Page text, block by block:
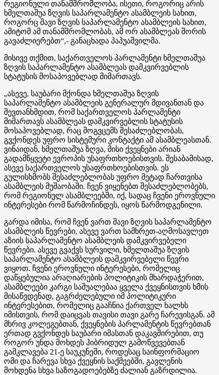
რეგიონული თანამშრომლობა, ისეთი, როგორიც არის
ხმელთაშუა ზღვის საპარლამენტო ასამბლეის სახით,
როგორც შავი ზღვის საპარლამენტო ასამბლეის სახით,
ამიტომ ამ თანამშრომლობას, ამ ორ ასამბლეას შორის
გავაძლიერებთ“,- განაცხადა პაპუაშვილმა.
მისივე თქმით, საქართველოს პარლამენტი ხმელთაშუა
ზღვის საპარლამენტო ასამბლეას დამკვირვებლის
სტატუსის მოსაპოვებლად მიმართავს.
„ასევე, საუბარი მქონდა ხმელთაშუა ზღვის
საპარლამენტო ასამბლეის გენერალურ მდივანთან და
შევთანხმდით, რომ საქართველოს პარლამენტი
მიმართავს ასამბლეას დამკვირვებლის სტატუსის
მოსაპოვებლად, რაც მოგვცემს შესაძლებლობას,
გვქონდეს უფრო სისტემური კონტაქტი ამ ასამბლეასთან.
ვინაიდან, ხმელთაშუა ზღვა, მისი ქვეყნები არიან
გადამწყვეტი ევროპის უსაფრთხოებისთვის. შესაბამისად,
ასევე საქართველოს უსაფრთხოებისთვის. ეს
გულისხმობს შესაძლებლობას უფრო მეტად ჩართვისა
ასამბლეის მუშაობაში. ჩვენ ვიყენებთ შესაძლებლობებს,
რომ რეგიონულ ასამბლეებში, იქ, სადაც ჩვენი ეროვნული
ინტერესები რომ წარმოჩინდეს, იყოს წარმოდგენილი.
გარდა იმისა, რომ ჩვენ ვართ შავი ზღვის საპარლამენტო
ასამბლეის წევრები, ასევე ვართ სამხრეთ-აღმოსავლეთ
აზიის საპარლამენტო ასამბლეის დამკვირვებელი
წევრები. ასევე გვაქვს სურვილი, ხმელთაშუა ზღვის
საპარლამენტო ასამბლეის დამკვირვებელი წევრი
ვიყოთ. ჩვენი ეროვნული ინტერესები, რომელიც
დაწყებულია არაღიარების პოლიტიკის მხარდაჭერით,
ასამბლეები კარგი საშუალებაა ყველა ქვეყნისთვის ხმის
მისაწვდენად, გაგრძელებული იმ პოლიტიკური
ინტერესებით, რომელიც გააჩნია ქართველ ხალხს
იმისთვის, რომ დაიცვას თავისი თავი გარე ჩარევისგან. ამ
მხრივ კოლეგებთან, ქვეყნების პარლამენტის წევრებთან
ერთად გვქონდეს საუბარი იმასთან დაკავშირებით, თუ
როგორ უნდა მოხდეს ჰიბრიდულ გამოწვევებთან
გამკლავება 21-ე საუკუნეში, როდესაც საინფორმაციო
ომი და ჩარევა სხვა ქვეყნის საქმეებში, გავლენის
მოხდენა სხვა საზოგადოებებზე ძალიან გაზრდილია.